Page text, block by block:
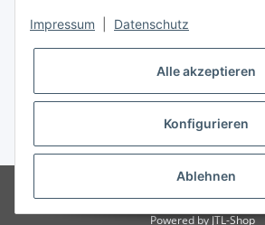
GIC (German Ink Company)
Der Refiller (Infoportal)
* Alle Preise inkl. gesetzlicher USt., zzgl.Versand
Shoppreisen abweichen:
Powered byJTL-Shop
Impressum Datenschutz
Alle akzeptieren
Konfigurieren
Ablehnen